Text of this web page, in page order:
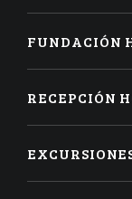
FUNDACIÓN
RECEPCIÓN